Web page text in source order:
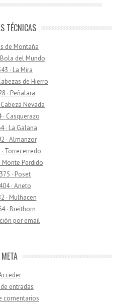
TÉCNICAS
de Montaña
Bola del Mundo
· La Mira
de Hierro
· Peñalara
Cabeza Nevada
· Casquerazo
· La Galana
· Almanzor
Torrecerredo
Monte Perdido
· Poset
· Aneto
· Mulhacen
· Breithorn
por email
META
entradas
comentarios